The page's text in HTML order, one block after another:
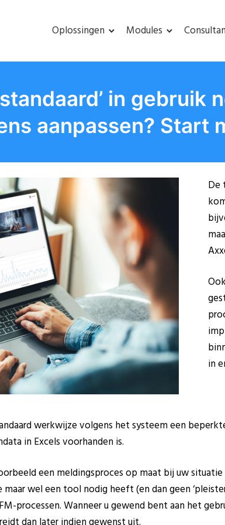
Oplossingen Modules
in gebruik
aanpassen? Start
De
in
werkwijze volgens het systeem een
in Excels voorhanden is.
een meldingsproces op maat bij uw
wel een tool nodig heeft (en dan geen
processen. Wanneer u gewend bent aan het